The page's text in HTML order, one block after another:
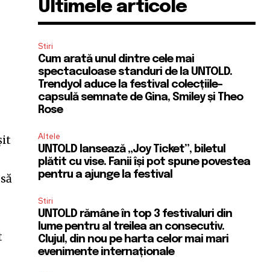
Ultimele articole
Stiri
Cum arată unul dintre cele mai
spectaculoase standuri de la UNTOLD.
Trendyol aduce la festival colecțiile-
capsulă semnate de Gina, Smiley și Theo
Rose
Altele
UNTOLD lansează „Joy Ticket”, biletul
plătit cu vise. Fanii își pot spune povestea
pentru a ajunge la festival
Stiri
UNTOLD rămâne în top 3 festivaluri din
lume pentru al treilea an consecutiv.
Clujul, din nou pe harta celor mai mari
evenimente internaționale